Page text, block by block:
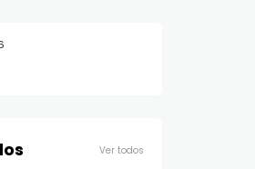
Ver todos